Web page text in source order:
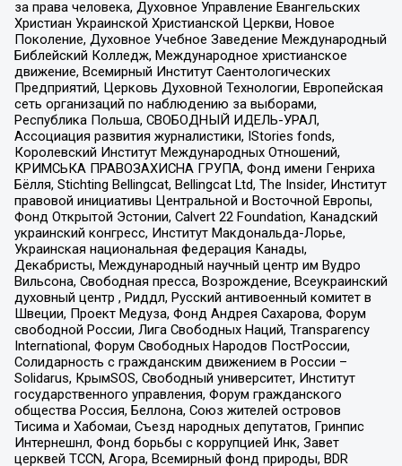
за права человека, Духовное Управление Евангельских
Христиан Украинской Христианской Церкви, Новое
Поколение, Духовное Учебное Заведение Международный
Библейский Колледж, Международное христианское
движение, Всемирный Институт Саентологических
Предприятий, Церковь Духовной Технологии, Европейская
сеть организаций по наблюдению за выборами,
Республика Польша, СВОБОДНЫЙ ИДЕЛЬ-УРАЛ,
Ассоциация развития журналистики, IStories fonds,
Королевский Институт Международных Отношений,
КРИМСЬКА ПРАВОЗАХИСНА ГРУПА, Фонд имени Генриха
Бёлля, Stichting Bellingcat, Bellingcat Ltd, The Insider, Институт
правовой инициативы Центральной и Восточной Европы,
Фонд Открытой Эстонии, Calvert 22 Foundation, Канадский
украинский конгресс, Институт Макдональда-Лорье,
Украинская национальная федерация Канады,
Декабристы, Международный научный центр им Вудро
Вильсона, Свободная пресса, Возрождение, Всеукраинский
духовный центр , Риддл, Русский антивоенный комитет в
Швеции, Проект Медуза, Фонд Андрея Сахарова, Форум
свободной России, Лига Свободных Наций, Transparеncy
International, Форум Свободных Народов ПостРоссии,
Солидарность с гражданским движением в России –
Solidarus, КрымSOS, Свободный университет, Институт
государственного управления, Форум гражданского
общества Россия, Беллона, Союз жителей островов
Тисима и Хабомаи, Съезд народных депутатов, Гринпис
Интернешнл, Фонд борьбы с коррупцией Инк, Завет
церквей TCCN, Агора, Всемирный фонд природы, BDR